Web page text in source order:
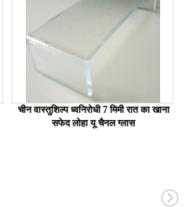
चीन वास्तुशिल्प ध्वनिरोधी 7 मिमी रात का खाना
सफेद लोहा यू चैनल ग्लास